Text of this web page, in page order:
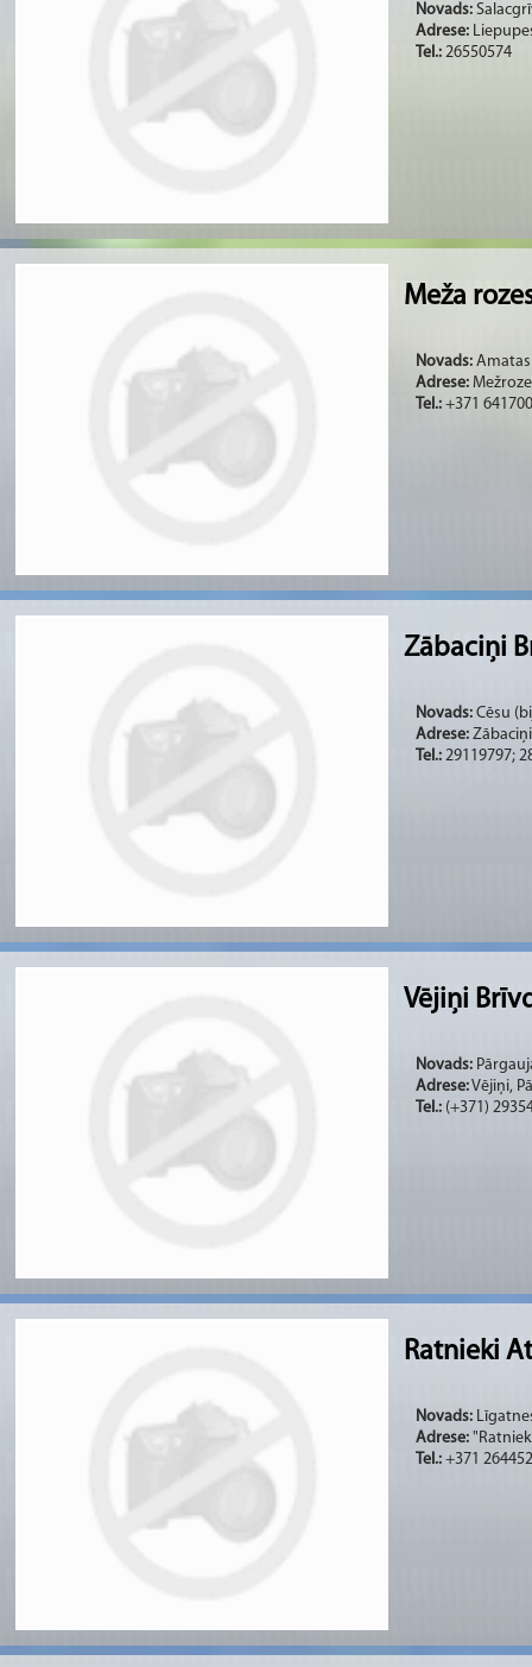
Novads:
Adrese:
Tel.: 26550574
Meža
Novads:
Adrese:
Tel.: +371
Zābaciņi
Novads: Cēsu
Adrese:
Tel.: 29119797;
Vējiņi
Novads:
Adrese:Vējiņi,
Tel.: (+371)
Ratnieki
Novads:
Adrese:
Tel.: +371